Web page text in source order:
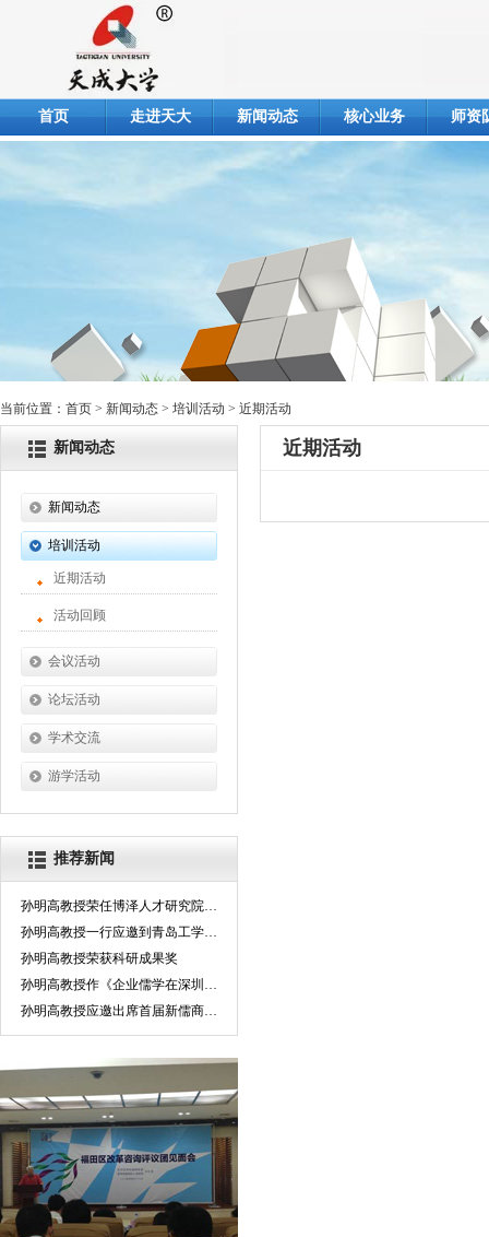
首页 走进天大 新闻动态 核心业务 师资
当前位置： 首页 > 新闻动态 > 培训活动 > 近期活动
新闻动态
新闻动态
新闻稿
行业信息
培训活动
近期活动
活动回顾
会议活动
论坛活动
学术交流
游学活动
推荐新闻
孙明高教授荣任博泽人才研究院高级顾问
孙明高教授一行应邀到青岛工学院考察交流
孙明高教授荣获科研成果奖
孙明高教授作《企业儒学在深圳市乐天成控股集团的实践》主题报告
孙明高教授应邀出席首届新儒商实践论坛
近期活动